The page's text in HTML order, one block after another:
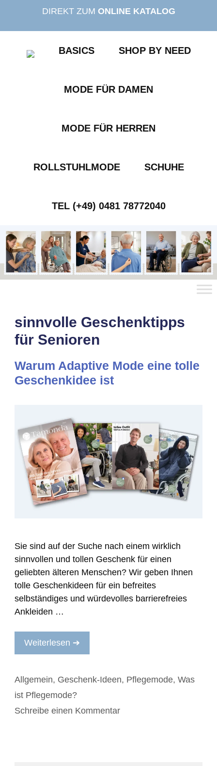
springen
DIREKT ZUM ONLINE KATALOG
BASICS SHOP BY NEED
MODE FÜR DAMEN
MODE FÜR HERREN
ROLLSTUHLMODE SCHUHE
TEL (+49) 0481 78772040
sinnvolle Geschenktipps
für Senioren
Warum Adaptive Mode eine tolle
Geschenkidee ist
Sie sind auf der Suche nach einem wirklich
sinnvollen und tollen Geschenk für einen
geliebten älteren Menschen? Wir geben Ihnen
tolle Geschenkideen für ein befreites
selbständiges und würdevolles barrierefreies
Ankleiden …
Weiterlesen ➔
Kategorien
Allgemein, Geschenk-Ideen, Pflegemode, Was
ist Pflegemode?
Schreibe einen Kommentar